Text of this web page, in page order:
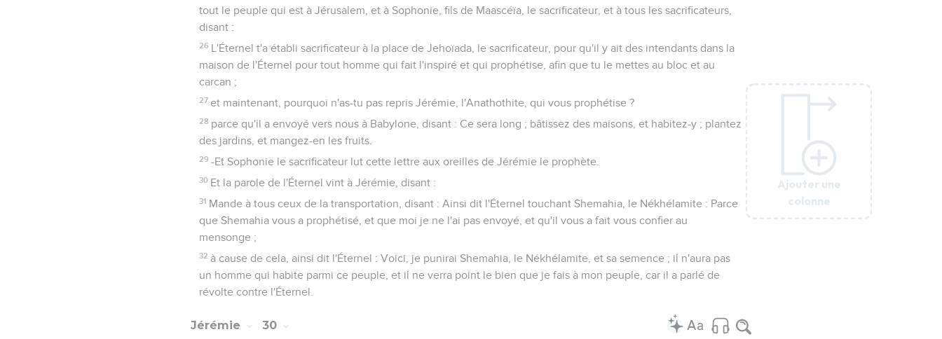
Ajouter une
colonne
tout le peuple qui est à Jérusalem, et à Sophonie, fils de Maascéïa, le sacrificateur, et à tous les sacrificateurs,
disant :
26 L'Éternel t'a établi sacrificateur à la place de Jehoïada, le sacrificateur, pour qu'il y ait des intendants dans la
maison de l'Éternel pour tout homme qui fait l'inspiré et qui prophétise, afin que tu le mettes au bloc et au
carcan ;
27 et maintenant, pourquoi n'as-tu pas repris Jérémie, l'Anathothite, qui vous prophétise ?
28 parce qu'il a envoyé vers nous à Babylone, disant : Ce sera long ; bâtissez des maisons, et habitez-y ; plantez
des jardins, et mangez-en les fruits.
29 -Et Sophonie le sacrificateur lut cette lettre aux oreilles de Jérémie le prophète.
30 Et la parole de l'Éternel vint à Jérémie, disant :
31 Mande à tous ceux de la transportation, disant : Ainsi dit l'Éternel touchant Shemahia, le Nékhélamite : Parce
que Shemahia vous a prophétisé, et que moi je ne l'ai pas envoyé, et qu'il vous a fait vous confier au
mensonge ;
32 à cause de cela, ainsi dit l'Éternel : Voici, je punirai Shemahia, le Nékhélamite, et sa semence ; il n'aura pas
un homme qui habite parmi ce peuple, et il ne verra point le bien que je fais à mon peuple, car il a parlé de
révolte contre l'Éternel.
Ajouter une
colonne
Jérémie 30
Ajouter une
colonne
Ajouter une
colonne
Ajouter une
colonne